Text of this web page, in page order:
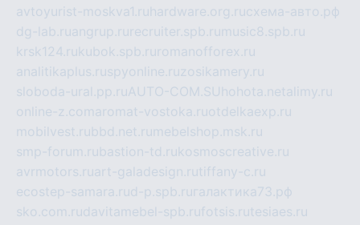
avtoyurist-moskva1.ru hardware.org.ruсхема-авто.рф
dg-lab.ruangrup.ru recruiter.spb.ru music8.spb.ru
krsk124.rukubok.spb.ru romanofforex.ru
analitikaplus.ruspyonline.ruzosikamery.ru
sloboda-ural.pp.ruAUTO-COM.SU hohota.net alimy.ru
online-z.comaromat-vostoka.ruotdelkaexp.ru
mobilvest.rubbd.net.ru mebelshop.msk.ru
smp-forum.rubastion-td.rukosmoscreative.ru
avrmotors.ruart-galadesign.rutiffany-c.ru
ecostep-samara.rud-p.spb.ru галактика73.рф
sko.com.rudavitamebel-spb.rufotsis.rutesiaes.ru